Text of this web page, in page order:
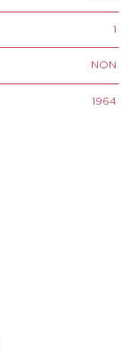
1
NON
1964